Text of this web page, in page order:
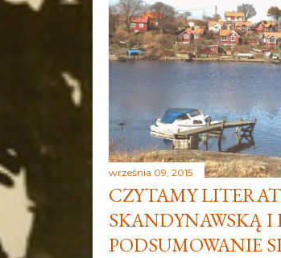
września 09, 2015
CZYTAMY
SKANDYNAWSKĄ
PODSUMOWANIE